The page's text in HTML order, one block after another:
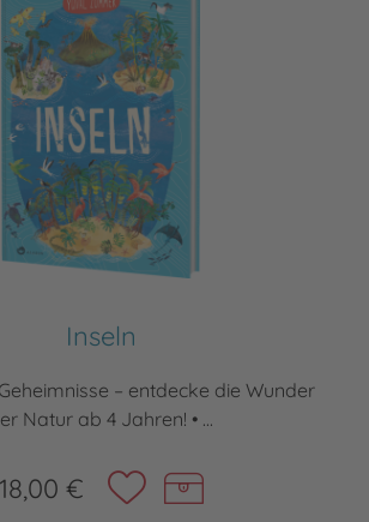
Inseln
– entdecke die Wunder
Natur ab 4 Jahren! • ...
18,00 €